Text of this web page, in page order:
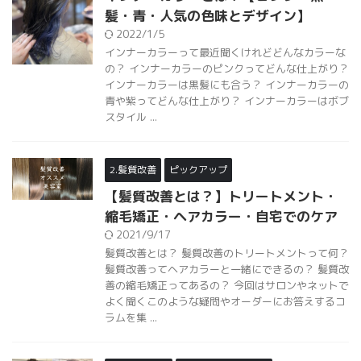
髪・青・人気の色味とデザイン】
2022/1/5
インナーカラーって最近聞くけれどどんなカラーな
の？ インナーカラーのピンクってどんな仕上がり？
インナーカラーは黒髪にも合う？ インナーカラーの
青や紫ってどんな仕上がり？ インナーカラーはボブ
スタイル ...
2.髪質改善 ピックアップ
【髪質改善とは？】トリートメント・
縮毛矯正・ヘアカラー・自宅でのケア
2021/9/17
髪質改善とは？ 髪質改善のトリートメントって何？
髪質改善ってヘアカラーと一緒にできるの？ 髪質改
善の縮毛矯正ってあるの？ 今回はサロンやネットで
よく聞くこのような疑問やオーダーにお答えするコ
ラムを集 ...